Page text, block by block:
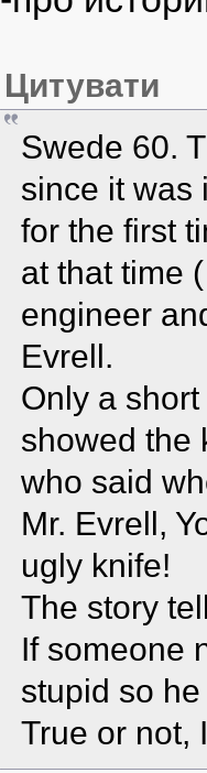
Цитувати
Swede 60.
since it was
for the first
at that time
engineer
Evrell.
Only a
showed the
who said
Mr. Evrell,
ugly knife!
The story
If someone
stupid so
True or not,